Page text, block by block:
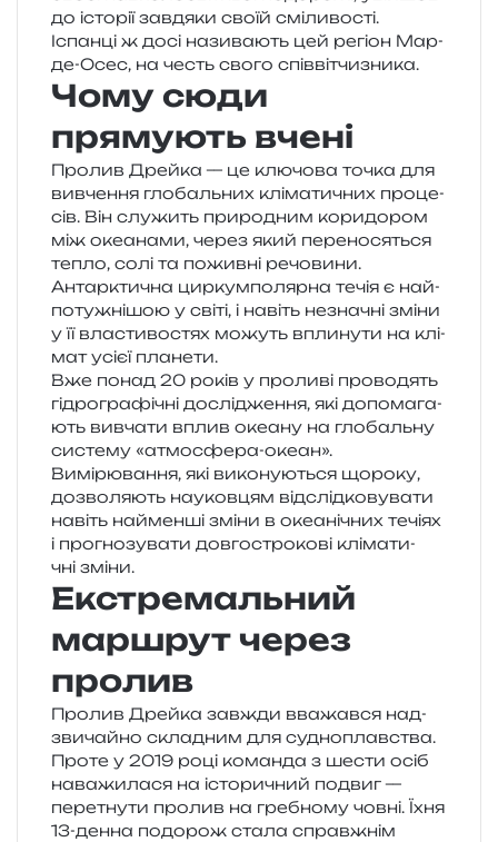
до істо­рії зав­дя­ки своїй смі­ли­во­сті.
Іспанці ж досі нази­ва­ють цей регіон Мар-
де-Осес, на честь свого співвітчизника.
Чому сюди
прямують вчені
Пролив Дрейка — це клю­чо­ва точка для
вивче­н­ня гло­баль­них клі­ма­ти­чних про­це­
сів. Він слу­жить при­ро­дним кори­до­ром
між оке­а­на­ми, через який пере­но­ся­ться
тепло, солі та пожив­ні речо­ви­ни.
Антарктична цир­кум­по­ляр­на течія є най­
по­ту­жні­шою у світі, і навіть незна­чні зміни
у її вла­сти­во­стях можуть впли­ну­ти на клі­
мат усієї планети.
Вже понад 20 років у про­ли­ві про­во­дять
гідро­гра­фі­чні дослі­дже­н­ня, які допо­ма­га­
ють вивча­ти вплив оке­а­ну на гло­баль­ну
систе­му «атмо­сфе­ра-океан».
Вимірювання, які вико­ну­ю­ться щоро­ку,
дозво­ля­ють нау­ков­цям від­слід­ко­ву­ва­ти
навіть най­мен­ші зміни в оке­а­ні­чних течі­ях
і про­гно­зу­ва­ти дов­го­стро­ко­ві клі­ма­ти­
чні зміни.
Екстремальний
маршрут через
пролив
Пролив Дрейка зав­жди вва­жав­ся над­
зви­чай­но скла­дним для судно­плав­ства.
Проте у 2019 році коман­да з шести осіб
нава­жи­ла­ся на істо­ри­чний подвиг —
пере­тну­ти про­лив на гре­бно­му човні. Їхня
13-денна подо­рож стала справ­жнім